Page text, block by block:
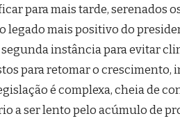
para mais tarde, serenados
legado mais positivo do
instância para evitar
para retomar o
é complexa, cheia de
a ser lento pelo acúmulo de